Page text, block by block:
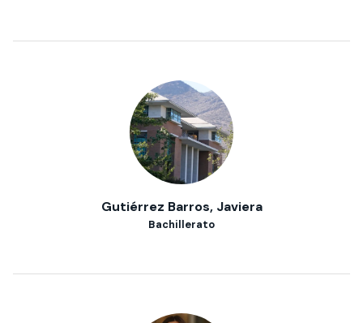
Gutiérrez Barros, Javiera
Bachillerato